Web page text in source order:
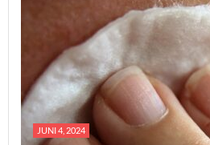
JUNI 4, 2024